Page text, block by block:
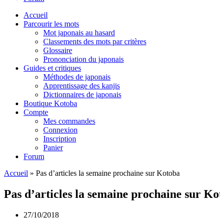
Accueil
Parcourir les mots
Mot japonais au hasard
Classements des mots par critères
Glossaire
Prononciation du japonais
Guides et critiques
Méthodes de japonais
Apprentissage des kanjis
Dictionnaires de japonais
Boutique Kotoba
Compte
Mes commandes
Connexion
Inscription
Panier
Forum
Accueil » Pas d’articles la semaine prochaine sur Kotoba
Pas d’articles la semaine prochaine sur
27/10/2018